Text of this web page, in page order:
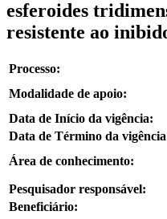
esferoides
resistente ao
Processo:
Modalidade de apoio:
Data de Início da vigência:
Data de Término da
Área de conhecimento:
Pesquisador responsável:
Beneficiário: